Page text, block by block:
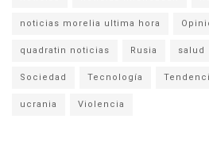
noticias morelia ultima hora
quadratin noticias Rusia salud
Sociedad Tecnología
ucrania Violencia